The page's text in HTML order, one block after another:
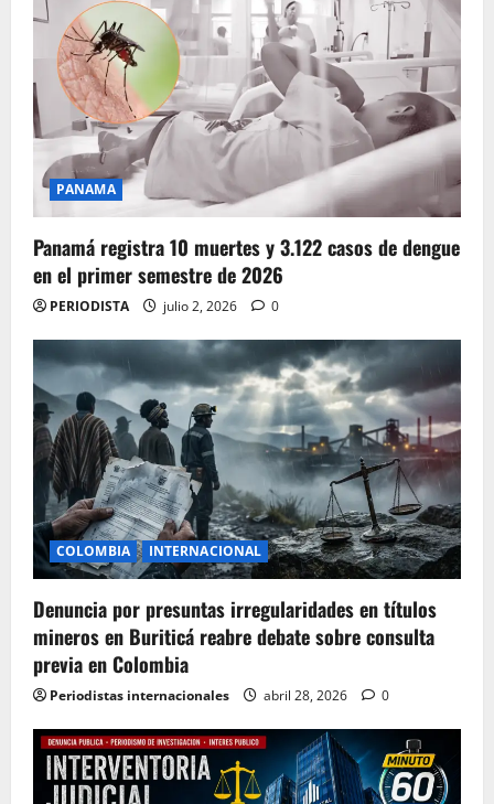
PANAMA
Panamá registra 10 muertes y 3.122 casos de dengue
en el primer semestre de 2026
PERIODISTA julio 2, 2026 0
COLOMBIA INTERNACIONAL
Denuncia por presuntas irregularidades en títulos
mineros en Buriticá reabre debate sobre consulta
previa en Colombia
Periodistas internacionales abril 28, 2026 0